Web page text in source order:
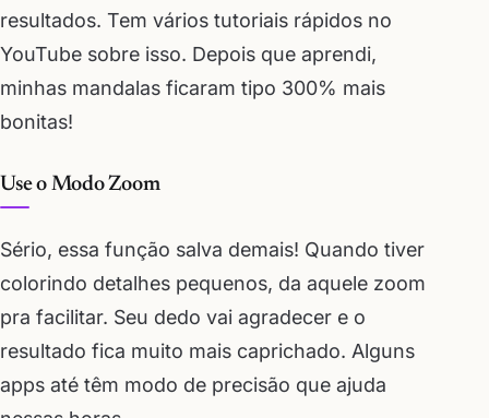
resultados. Tem vários tutoriais rápidos no
YouTube sobre isso. Depois que aprendi,
minhas mandalas ficaram tipo 300% mais
bonitas!
Use o Modo Zoom
Sério, essa função salva demais! Quando tiver
colorindo detalhes pequenos, da aquele zoom
pra facilitar. Seu dedo vai agradecer e o
resultado fica muito mais caprichado. Alguns
apps até têm modo de precisão que ajuda